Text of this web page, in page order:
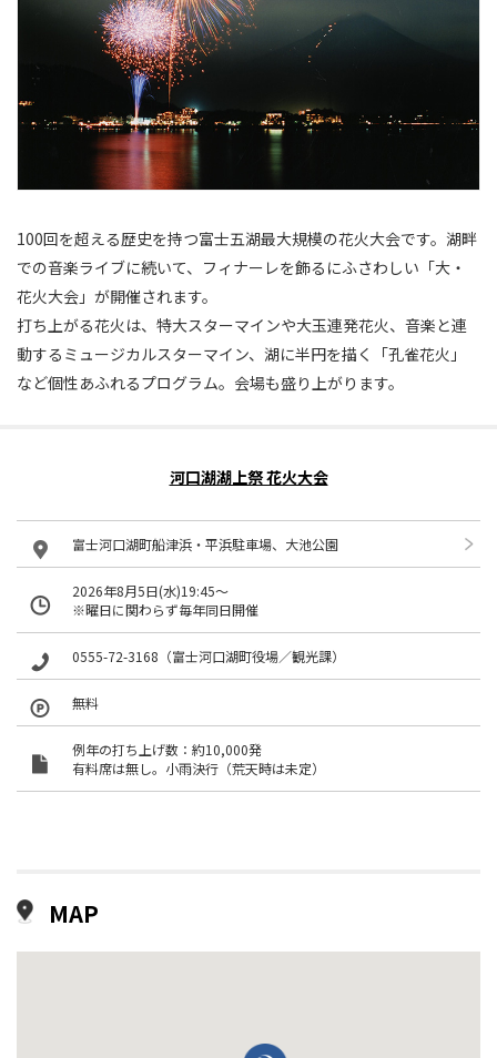
100回を超える歴史を持つ富士五湖最大規模の花火大会です。湖畔
での音楽ライブに続いて、フィナーレを飾るにふさわしい「大・
花火大会」が開催されます。
打ち上がる花火は、特大スターマインや大玉連発花火、音楽と連
動するミュージカルスターマイン、湖に半円を描く「孔雀花火」
など個性あふれるプログラム。会場も盛り上がります。
河口湖湖上祭 花火大会
富士河口湖町船津浜・平浜駐車場、大池公園
2026年8月5日(水)19:45～
※曜日に関わらず毎年同日開催
0555-72-3168（富士河口湖町役場／観光課）
無料
例年の打ち上げ数：約10,000発
有料席は無し。小雨決行（荒天時は未定）
MAP